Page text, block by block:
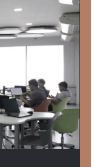
ง “การใช้
รทดสอบ